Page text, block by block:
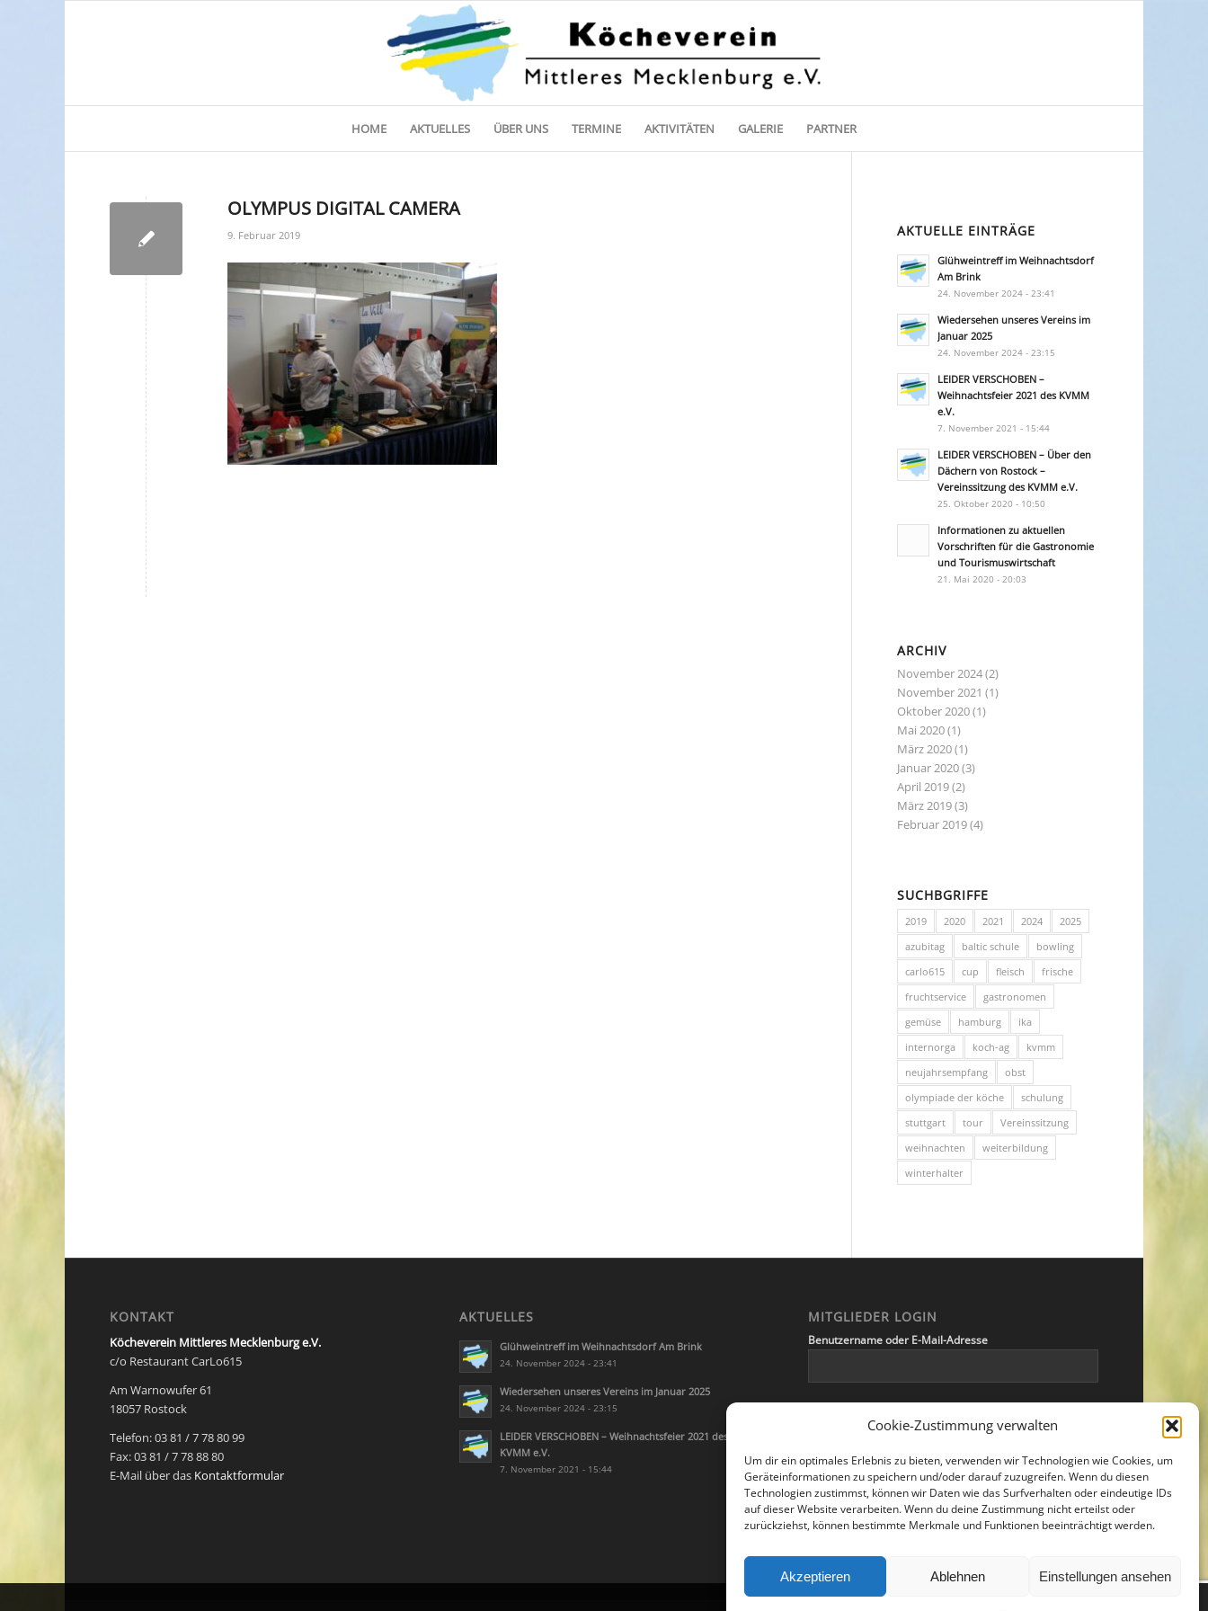
Cookie-Zustimmung verwalten
Um dir ein optimales Erlebnis zu bieten, verwenden wir Technologien wie Cookies, um
Geräteinformationen zu speichern und/oder darauf zuzugreifen. Wenn du diesen
Technologien zustimmst, können wir Daten wie das Surfverhalten oder eindeutige IDs
auf dieser Website verarbeiten. Wenn du deine Zustimmung nicht erteilst oder
zurückziehst, können bestimmte Merkmale und Funktionen beeinträchtigt werden.
Akzeptieren Ablehnen Einstellungen ansehen
HOME AKTUELLES ÜBER UNS TERMINE AKTIVITÄTEN GALERIE PARTNER
OLYMPUS DIGITAL CAMERA
9. Februar 2019 AKTUELLE EINTRÄGE
Glühweintreff im Weihnachtsdorf
Am Brink
24. November 2024 - 23:41
Wiedersehen unseres Vereins im
Januar 2025
24. November 2024 - 23:15
LEIDER VERSCHOBEN –
Weihnachtsfeier 2021 des KVMM
e.V.
7. November 2021 - 15:44
LEIDER VERSCHOBEN – Über den
Dächern von Rostock –
Vereinssitzung des KVMM e.V.
25. Oktober 2020 - 10:50
Informationen zu aktuellen
Vorschriften für die Gastronomie
und Tourismuswirtschaft
21. Mai 2020 - 20:03
ARCHIV
November 2024(2)
November 2021 (1)
Oktober 2020(1)
Mai 2020(1)
März 2020(1)
Januar 2020(3)
April 2019(2)
März 2019(3)
Februar 2019(4)
SUCHBGRIFFE
2019 2020 2021 2024
2025
azubitag
baltic schule
bowling
carlo615
cup fleisch
frische
fruchtservice
gastronomen
gemüse
hamburg
ika
internorga
koch-ag
kvmm
neujahrsempfang
obst
olympiade der köche
schulung
stuttgart
tour
Vereinssitzung
weihnachten
weiterbildung
winterhalter
KONTAKT
Köcheverein Mittleres Mecklenburg e.V.
c/o Restaurant CarLo615
Am Warnowufer 61
18057 Rostock
Telefon: 03 81 / 7 78 80 99
Fax: 03 81 / 7 78 88 80
E-Mail über das Kontaktformular
AKTUELLES
Glühweintreff im Weihnachtsdorf Am Brink
24. November 2024 - 23:41
Wiedersehen unseres Vereins im Januar 2025
24. November 2024 - 23:15
LEIDER VERSCHOBEN – Weihnachtsfeier 2021 des
KVMM e.V.
7. November 2021 - 15:44
MITGLIEDER LOGIN
Benutzername oder E-Mail-Adresse
Angemeldet bleiben